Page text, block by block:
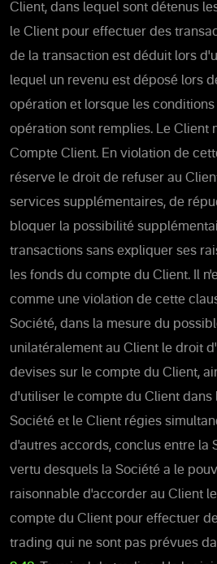
Client, dans lequel sont détenus
le Client pour effectuer des
de la transaction est déduit lors
lequel un revenu est déposé lors
opération et lorsque les
opération sont remplies. Le Client
Compte Client. En violation de
réserve le droit de refuser au
services supplémentaires, de
bloquer la possibilité
transactions sans expliquer ses
les fonds du compte du Client. Il
comme une violation de cette
Société, dans la mesure du
unilatéralement au Client le droit
devises sur le compte du Client,
d'utiliser le compte du Client dans
Société et le Client régies
d'autres accords, conclus entre la
vertu desquels la Société a le
raisonnable d'accorder au Client
compte du Client pour effectuer
trading qui ne sont pas prévues